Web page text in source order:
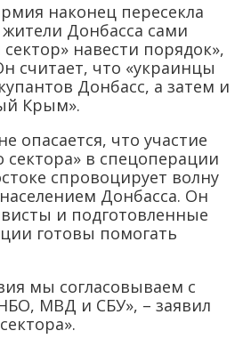
наконец пересекла
Донбасса сами
навести порядок»,
считает, что «украинцы
Донбасс, а затем и
Крым».
опасается, что участие
сектора» в спецоперации
спровоцирует волну
Донбасса. Он
и подготовленные
готовы помогать
мы согласовываем с
МВД и СБУ», – заявил